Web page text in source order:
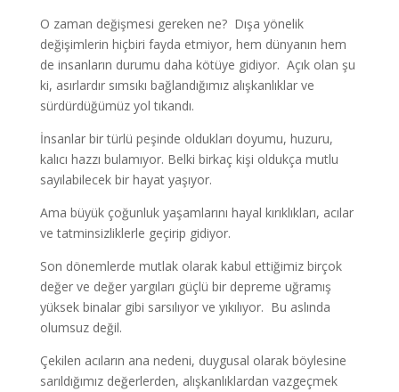
O zaman değişmesi gereken ne? Dışa yönelik
değişimlerin hiçbiri fayda etmiyor, hem dünyanın hem
de insanların durumu daha kötüye gidiyor. Açık olan şu
ki, asırlardır sımsıkı bağlandığımız alışkanlıklar ve
sürdürdüğümüz yol tıkandı.
İnsanlar bir türlü peşinde oldukları doyumu, huzuru,
kalıcı hazzı bulamıyor. Belki birkaç kişi oldukça mutlu
sayılabilecek bir hayat yaşıyor.
Ama büyük çoğunluk yaşamlarını hayal kırıklıkları, acılar
ve tatminsizliklerle geçirip gidiyor.
Son dönemlerde mutlak olarak kabul ettiğimiz birçok
değer ve değer yargıları güçlü bir depreme uğramış
yüksek binalar gibi sarsılıyor ve yıkılıyor. Bu aslında
olumsuz değil.
Çekilen acıların ana nedeni, duygusal olarak böylesine
sarıldığımız değerlerden, alışkanlıklardan vazgeçmek